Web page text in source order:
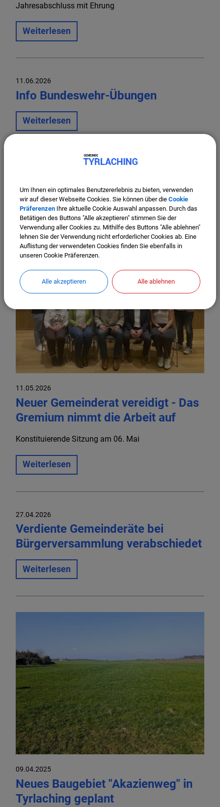
Jahresabschluss mit Ehrung
Weiterlesen
11.06.2026
Info Bundeswehr-Übungen
Weiterlesen
Ein gutes Miteinander beginnt hier
Weiterlesen
11.05.2026
Neuer Gemeinderat vereidigt - Das
Gremium nimmt die Arbeit auf
Konstituierende Sitzung am 06. Mai
Weiterlesen
27.04.2026
Verdiente Gemeinderäte bei
Bürgerversammlung verabschiedet
Weiterlesen
09.04.2025
Neues Baugebiet "Akazienweg" in
Tyrlaching geplant
Um Ihnen ein optimales Benutzererlebnis zu bieten, verwenden
wir auf dieser Webseite Cookies. Sie können über die Cookie
Präferenzen Ihre aktuelle Cookie Auswahl anpassen. Durch das
Betätigen des Buttons "Alle akzeptieren" stimmen Sie der
Verwendung aller Cookies zu. Mithilfe des Buttons "Alle ablehnen"
lehnen Sie der Verwendung nicht erforderlicher Cookies ab. Eine
Auflistung der verwendeten Cookies finden Sie ebenfalls in
unseren Cookie Präferenzen.
Alle akzeptieren Alle ablehnen